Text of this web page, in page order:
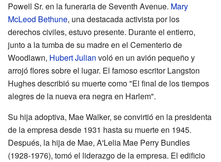
Powell Sr. en la funeraria de Seventh Avenue. Mary
McLeod Bethune, una destacada activista por los
derechos civiles, estuvo presente. Durante el entierro,
junto a la tumba de su madre en el Cementerio de
Woodlawn, Hubert Julian voló en un avión pequeño y
arrojó flores sobre el lugar. El famoso escritor Langston
Hughes describió su muerte como "El final de los tiempos
alegres de la nueva era negra en Harlem".
Su hija adoptiva, Mae Walker, se convirtió en la presidenta
de la empresa desde 1931 hasta su muerte en 1945.
Después, la hija de Mae, A'Lelia Mae Perry Bundles
(1928-1976), tomó el liderazgo de la empresa. El edificio